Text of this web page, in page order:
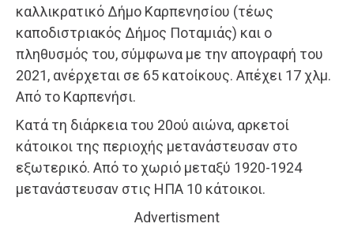
καλλικρατικό Δήμο Καρπενησίου (τέως
καποδιστριακός Δήμος Ποταμιάς) και ο
πληθυσμός του, σύμφωνα με την απογραφή του
2021, ανέρχεται σε 65 κατοίκους. Απέχει 17 χλμ.
Από το Καρπενήσι.
Κατά τη διάρκεια του 20ού αιώνα, αρκετοί
κάτοικοι της περιοχής μετανάστευσαν στο
εξωτερικό. Από το χωριό μεταξύ 1920-1924
μετανάστευσαν στις ΗΠΑ 10 κάτοικοι.
Advertisment